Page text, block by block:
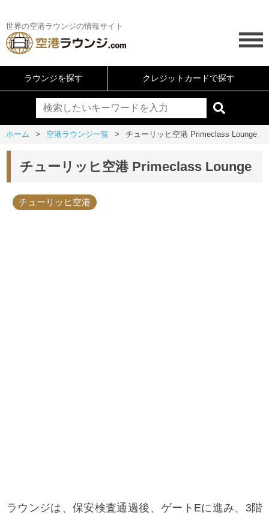
世界の空港ラウンジの情報サイト
ラウンジを探す クレジットカードで探す
ホーム 空港ラウンジ一覧 チューリッヒ空港 Primeclass Lounge
チューリッヒ空港 Primeclass Lounge
チューリッヒ空港
ラウンジは、保安検査通過後、ゲートEに進み、3階